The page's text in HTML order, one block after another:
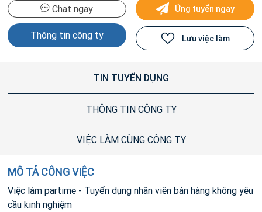
Chat ngay
Thông tin công ty
Ứng tuyển ngay
Lưu việc làm
TIN TUYỂN DỤNG
THÔNG TIN CÔNG TY
VIỆC LÀM CÙNG CÔNG TY
MÔ TẢ CÔNG VIỆC
Việc làm partime - Tuyển dụng nhân viên bán hàng không yêu
cầu kinh nghiệm